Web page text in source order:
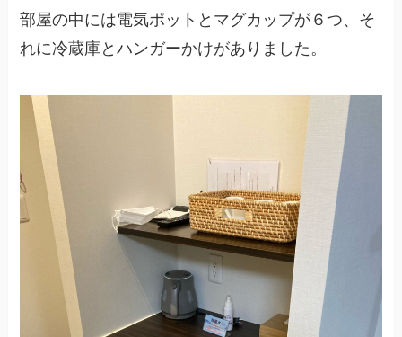
部屋の中には電気ポットとマグカップが６つ、そ
れに冷蔵庫とハンガーかけがありました。